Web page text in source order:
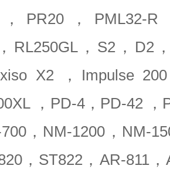
，PR20，PML32-
RL250GL，S2，D2
X2 ，Impulse
，PD-4，PD-42
，NM-1200，NM-
，ST822，AR-811